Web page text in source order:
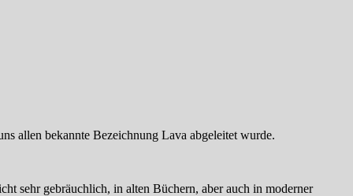
allen bekannte Bezeichnung Lava abgeleitet wurde.
sehr gebräuchlich, in alten Büchern, aber auch in moderner